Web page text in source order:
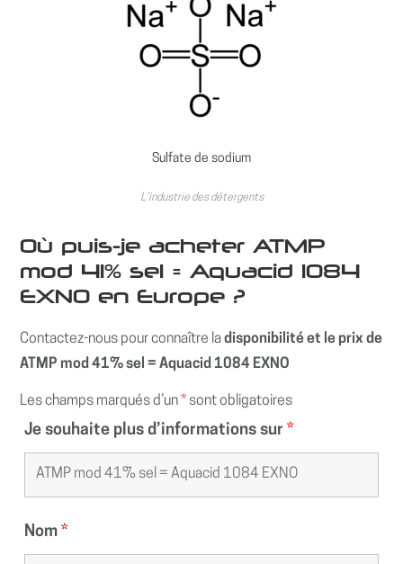
Sulfate de sodium
L'industrie des détergents
Où puis-je acheter ATMP
mod 41% sel = Aquacid 1084
EXNO en Europe ?
Contactez-nous pour connaître ladisponibilité et le prix de
ATMP mod 41% sel = Aquacid 1084 EXNO
Les champs marqués d’un* sont obligatoires
Je souhaite plus d’informations sur*
Nom*